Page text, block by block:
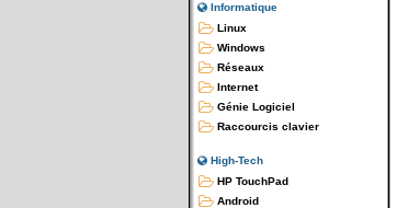
Informatique
Linux
Windows
Réseaux
Internet
Génie Logiciel
Raccourcis clavier
High-Tech
HP TouchPad
Android